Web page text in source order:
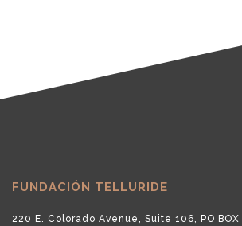
FUNDACIÓN TELLURIDE
220 E. Colorado Avenue, Suite 106, PO BOX